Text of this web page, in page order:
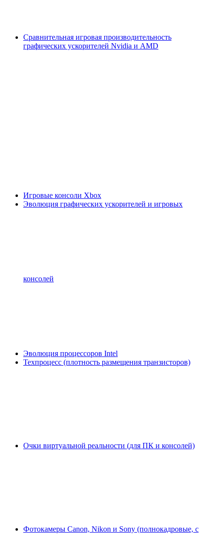
Сравнительная игровая производительность
графических ускорителей Nvidia и AMD
Игровые консоли Xbox
Эволюция графических ускорителей и игровых
консолей
Эволюция процессоров Intel
Техпроцесс (плотность размещения транзисторов)
Очки виртуальной реальности (для ПК и консолей)
Фотокамеры Canon, Nikon и Sony (полнокадровые, с